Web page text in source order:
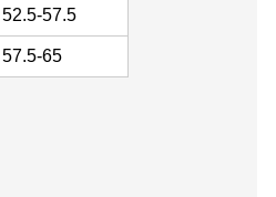
52.5-57.5
57.5-65